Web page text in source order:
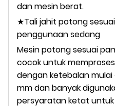
dan mesin berat.
★Tali jahit potong
penggunaan sedang
Mesin potong sesuai
cocok untuk
dengan ketebalan mulai
mm dan banyak
persyaratan ketat